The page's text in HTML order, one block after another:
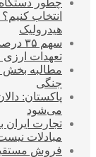
چطور
انتخاب
هیدرولیک
سهم
تعهدات ارزی
مطالبه بخش
جنگی
پاکستان:
می‌شود
تجارت ایران
مبادلات
فروش مستقیم